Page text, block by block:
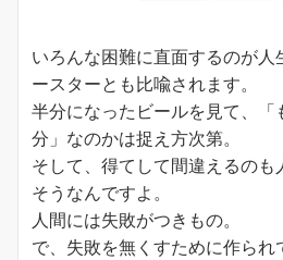
いろんな困難に直面するのが人
ースターとも比喩されます。
半分になったビールを見て、「
分」なのかは捉え方次第。
そして、得てして間違えるのも
そうなんですよ。
人間には失敗がつきもの。
で、失敗を無くすために作ら